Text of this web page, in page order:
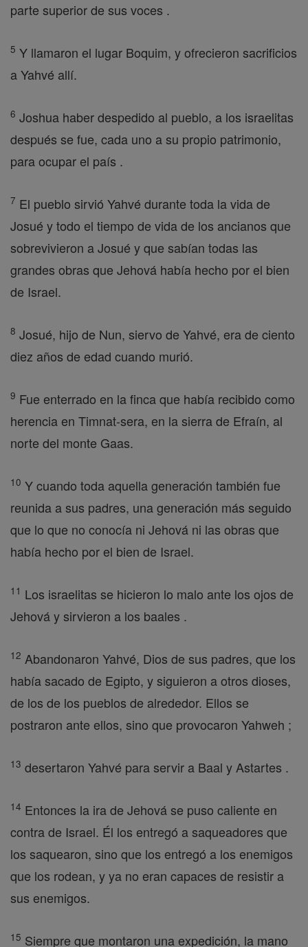
parte superior de sus voces .
5 Y llamaron el lugar Boquim, y ofrecieron sacrificios
a Yahvé allí.
6 Joshua haber despedido al pueblo, a los israelitas
después se fue, cada uno a su propio patrimonio,
para ocupar el país .
7 El pueblo sirvió Yahvé durante toda la vida de
Josué y todo el tiempo de vida de los ancianos que
sobrevivieron a Josué y que sabían todas las
grandes obras que Jehová había hecho por el bien
de Israel.
8 Josué, hijo de Nun, siervo de Yahvé, era de ciento
diez años de edad cuando murió.
9 Fue enterrado en la finca que había recibido como
herencia en Timnat-sera, en la sierra de Efraín, al
norte del monte Gaas.
10 Y cuando toda aquella generación también fue
reunida a sus padres, una generación más seguido
que lo que no conocía ni Jehová ni las obras que
había hecho por el bien de Israel.
11 Los israelitas se hicieron lo malo ante los ojos de
Jehová y sirvieron a los baales .
12 Abandonaron Yahvé, Dios de sus padres, que los
había sacado de Egipto, y siguieron a otros dioses,
de los de los pueblos de alrededor. Ellos se
postraron ante ellos, sino que provocaron Yahweh ;
13 desertaron Yahvé para servir a Baal y Astartes .
14 Entonces la ira de Jehová se puso caliente en
contra de Israel. Él los entregó a saqueadores que
los saquearon, sino que los entregó a los enemigos
que los rodean, y ya no eran capaces de resistir a
sus enemigos.
15 Siempre que montaron una expedición, la mano